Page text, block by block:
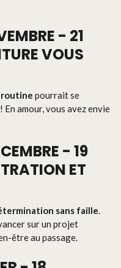
- 21
VOUS
pourrait se
amour, vous avez envie
- 19
ET
sans faille.
sur un projet
être au passage.